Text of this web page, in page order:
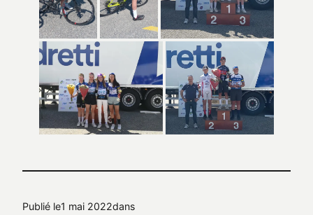
Publié le1 mai 2022dans